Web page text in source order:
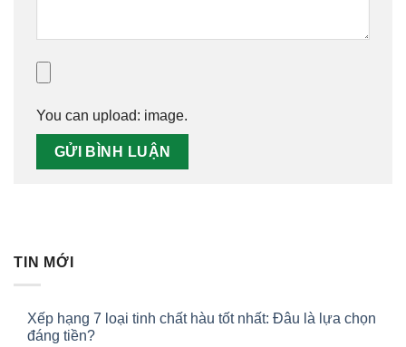
TIN MỚI
Xếp hạng 7 loại tinh chất hàu tốt nhất: Đâu là lựa chọn
đáng tiền?
You can upload: image.